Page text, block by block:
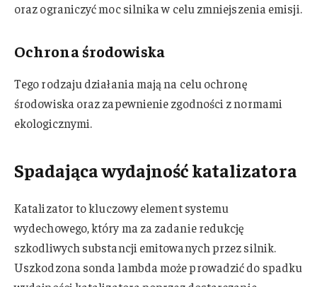
oraz ograniczyć moc silnika w celu zmniejszenia emisji.
Ochrona środowiska
Tego rodzaju działania mają na celu ochronę
środowiska oraz zapewnienie zgodności z normami
ekologicznymi.
Spadająca wydajność katalizatora
Katalizator to kluczowy element systemu
wydechowego, który ma za zadanie redukcję
szkodliwych substancji emitowanych przez silnik.
Uszkodzona sonda lambda może prowadzić do spadku